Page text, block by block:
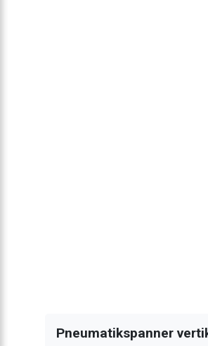
Pneumatikspanner